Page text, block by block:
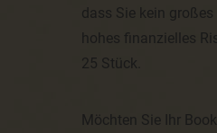
dass Sie kein
hohes finanzielles
25 Stück.
Möchten Sie Ihr